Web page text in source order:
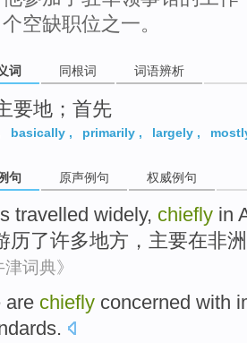
个空缺职位之一。
词 同根词 词语辨析
要地；首先
basically , primarily , largely ,
句 原声例句 权威例句
travelled widely, chiefly in
历了许多地方， 主要在非洲
津词典》
are chiefly concerned with
.